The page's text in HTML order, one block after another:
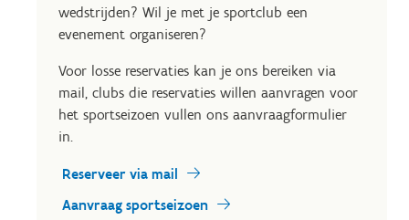
wedstrijden? Wil je met je sportclub een
evenement organiseren?
Voor losse reservaties kan je ons bereiken via
mail, clubs die reservaties willen aanvragen voor
het sportseizoen vullen ons aanvraagformulier
in.
Reserveer via mail
Aanvraag sportseizoen